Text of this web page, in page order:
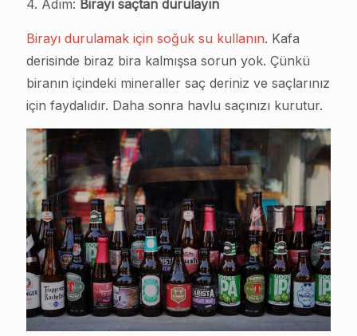
4. Adım: Birayı saçtan durulayın
Birayı durulamak için soğuk su kullanın. Kafa
derisinde biraz bira kalmışsa sorun yok. Çünkü
biranın içindeki mineraller saç deriniz ve saçlarınız
için faydalıdır. Daha sonra havlu saçınızı kurutur.